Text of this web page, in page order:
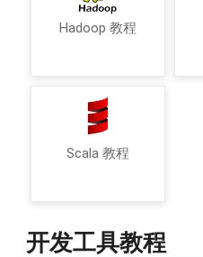
Hadoop 教程
Scala 教程
开发工具教程